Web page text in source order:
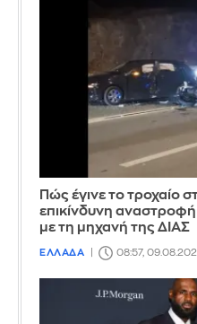
Πώς έγινε το τροχαίο
επικίνδυνη
με τη μηχανή της ΔΙΑΣ
ΕΛΛΑΔΑ 08:57,